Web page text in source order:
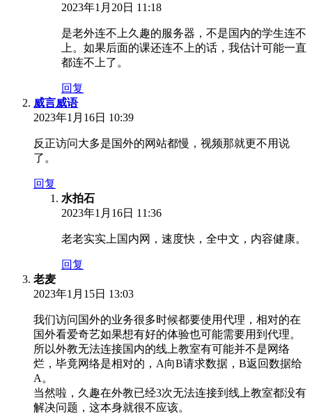
2023年1月20日 11:18
是老外连不上久趣的服务器，不是国内的学生连不
上。如果后面的课还连不上的话，我估计可能一直
都连不上了。
回复
威言威语
2023年1月16日 10:39
反正访问大多是国外的网站都慢，视频那就更不用说
了。
回复
水拍石
2023年1月16日 11:36
老老实实上国内网，速度快，全中文，内容健康。
回复
老麦
2023年1月15日 13:03
我们访问国外的业务很多时候都要使用代理，相对的在
国外看爱奇艺如果想有好的体验也可能需要用到代理。
所以外教无法连接国内的线上教室有可能并不是网络
烂，毕竟网络是相对的，A向B请求数据，B返回数据给
A。
当然啦，久趣在外教已经3次无法连接到线上教室都没有
解决问题，这本身就很不应该。